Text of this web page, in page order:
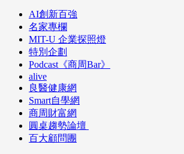
AI創新百強
名家專欄
MIT-U 企業探照燈
特別企劃
Podcast《商周Bar》
alive
良醫健康網
Smart自學網
商周財富網
圓桌趨勢論壇
百大顧問團